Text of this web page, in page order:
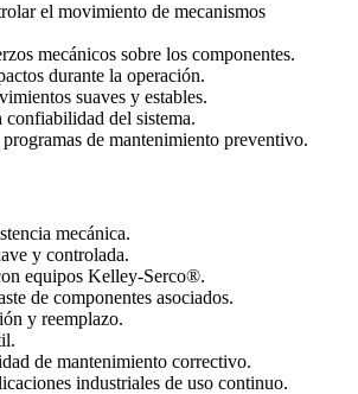
el movimiento de mecanismos
mecánicos sobre los componentes.
durante la operación.
suaves y estables.
confiabilidad del sistema.
de mantenimiento preventivo.
mecánica.
y controlada.
equipos Kelley-Serco®.
de componentes asociados.
y reemplazo.
de mantenimiento correctivo.
industriales de uso continuo.